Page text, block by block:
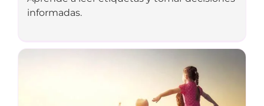
informadas.